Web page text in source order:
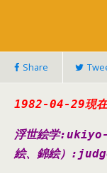
Share
1982-04-29現
浮世絵学
絵、錦絵）